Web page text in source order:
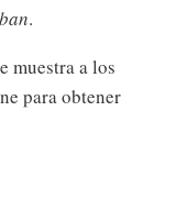
ban.
muestra a los
para obtener